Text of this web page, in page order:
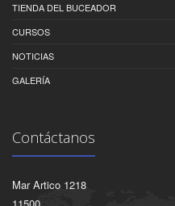
TIENDA DEL BUCEADOR
CURSOS
NOTICIAS
GALERÍA
Contáctanos
Mar Artico 1218